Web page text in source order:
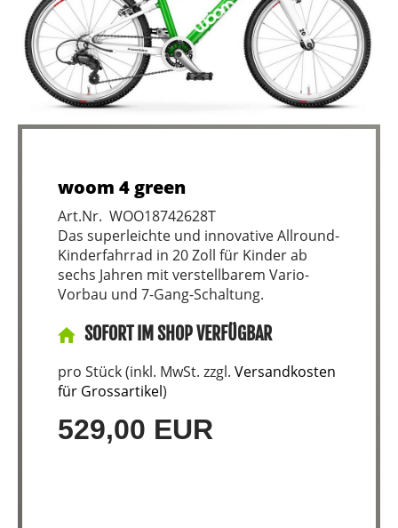
woom 4 green
Art.Nr. WOO18742628T
Das superleichte und innovative Allround-
Kinderfahrrad in 20 Zoll für Kinder ab
sechs Jahren mit verstellbarem Vario-
Vorbau und 7-Gang-Schaltung.
SOFORT IM SHOP VERFÜGBAR
pro Stück (inkl. MwSt. zzgl. Versandkosten
für Grossartikel)
529,00 EUR